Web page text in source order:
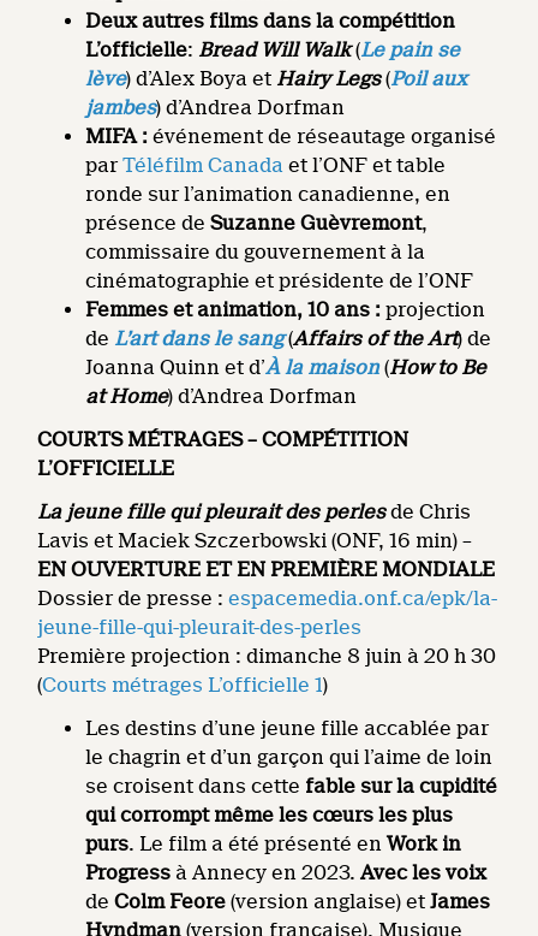
Deux autres films dans la compétition
L’officielle: Bread Will Walk(Le pain se
lève) d’Alex Boya et Hairy Legs (Poil aux
jambes) d’Andrea Dorfman
MIFA : événement de réseautage organisé
parTéléfilm Canada et l’ONF et table
ronde sur l’animation canadienne, en
présence deSuzanne Guèvremont,
commissaire du gouvernement à la
cinématographie et présidente de l’ONF
Femmes et animation, 10 ans : projection
de L’art dans le sang(Affairs of the Art) de
Joanna Quinn et d’À la maison(How to Be
at Home) d’Andrea Dorfman
COURTS MÉTRAGES – COMPÉTITION
L’OFFICIELLE
La jeune fille qui pleurait des perlesde Chris
Lavis et Maciek Szczerbowski (ONF, 16 min) –
EN OUVERTURE ET EN PREMIÈRE MONDIALE
Dossier de presse :espacemedia.onf.ca/epk/la-
jeune-fille-qui-pleurait-des-perles
Première projection : dimanche 8 juin à 20 h 30
(Courts métrages L’officielle 1)
Les destins d’une jeune fille accablée par
le chagrin et d’un garçon qui l’aime de loin
se croisent dans cette fable sur la cupidité
qui corrompt même les cœurs les plus
purs. Le film a été présenté enWork in
Progress à Annecy en 2023.Avec les voix
deColm Feore (version anglaise) etJames
Hyndman (version française). Musique